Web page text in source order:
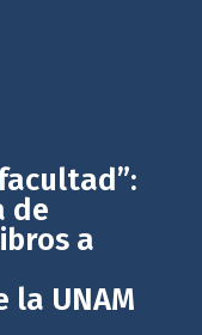
de
a
la UNAM